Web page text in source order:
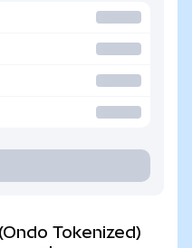
Tokenized)